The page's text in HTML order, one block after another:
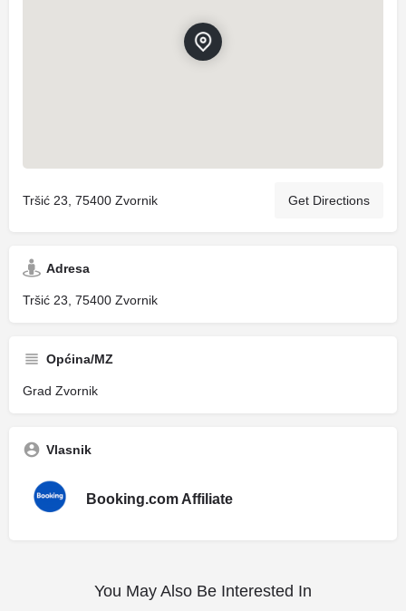
Tršić 23, 75400 Zvornik Get Directions
Adresa
Tršić 23, 75400 Zvornik
Općina/MZ
Grad Zvornik
Vlasnik
Booking.com Affiliate
You May Also Be Interested In